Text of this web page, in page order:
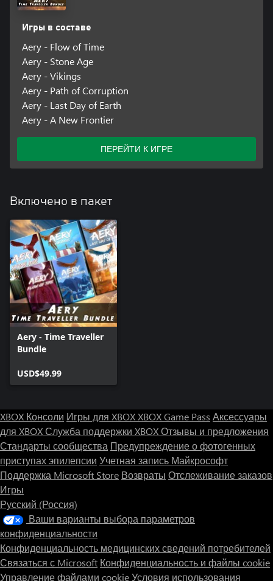
Игры в составе
Aery - Flow of Time
Aery - Stone Age
Aery - Vikings
Aery - Path of Corruption
Aery - Last Day of Earth
Aery - A New Frontier
ПЕРЕЙТИ К ИГРЕ
Включено в пакет
Aery - Time Traveller
Bundle
USD$49.99
XBOX Консоли Игры для XBOXXBOX Game Pass Аксессуары
для XBOXСлужба поддержки XBOXОтзывы и предложения
Стандарты сообщества Предупреждение о фотогенных
приступах эпилепсии Учетная запись Майкрософт
Поддержка Microsoft Store Возвраты Отслеживание заказов
Игры
Русский (Россия)
Ваши варианты выбора параметров
конфиденциальности
Конфиденциальность медицинских сведений потребителей
Связаться с Microsoft Конфиденциальность и файлы cookie
Управление файлами cookieУсловия использования